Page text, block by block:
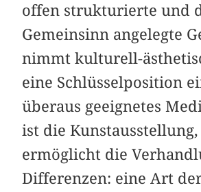
offen strukturierte und
Gemeinsinn angelegte
nimmt kulturell-
eine Schlüsselposition
überaus geeignetes
ist die
ermöglicht die
Differenzen: eine Art